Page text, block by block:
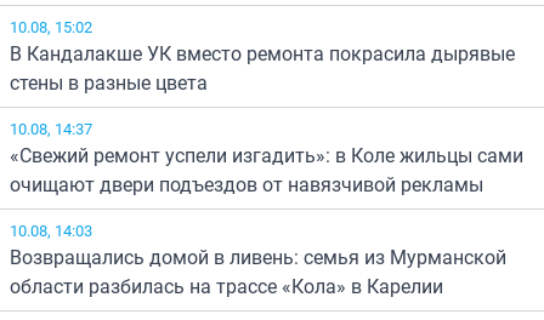
10.08, 15:02
В Кандалакше УК вместо ремонта покрасила дырявые
стены в разные цвета
10.08, 14:37
«Свежий ремонт успели изгадить»: в Коле жильцы сами
очищают двери подъездов от навязчивой рекламы
10.08, 14:03
Возвращались домой в ливень: семья из Мурманской
области разбилась на трассе «Кола» в Карелии